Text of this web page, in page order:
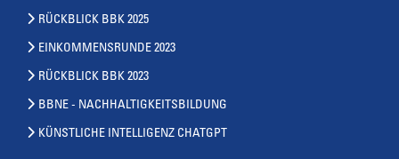
RÜCKBLICK BBK 2025
EINKOMMENSRUNDE 2023
RÜCKBLICK BBK 2023
BBNE - NACHHALTIGKEITSBILDUNG
KÜNSTLICHE INTELLIGENZ CHATGPT